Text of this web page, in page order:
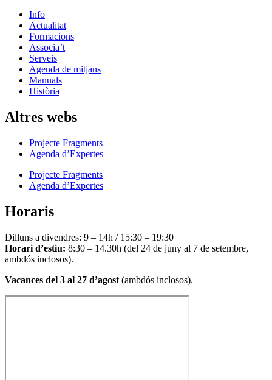
Info
Actualitat
Formacions
Associa’t
Serveis
Agenda de mitjans
Manuals
Història
Altres webs
Projecte Fragments
Agenda d’Expertes
Projecte Fragments
Agenda d’Expertes
Horaris
Dilluns a divendres: 9 – 14h / 15:30 – 19:30
Horari d’estiu: 8:30 – 14.30h (del 24 de juny al 7 de setembre,
ambdós inclosos).
Vacances del 3 al 27 d’agost (ambdós inclosos).